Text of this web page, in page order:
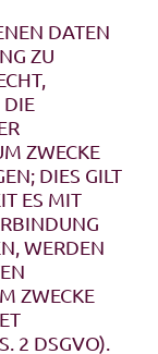
DATEN
ZU
DIE
ZWECKE
DIES GILT
ES MIT
WERDEN
ZWECKE
2 DSGVO).